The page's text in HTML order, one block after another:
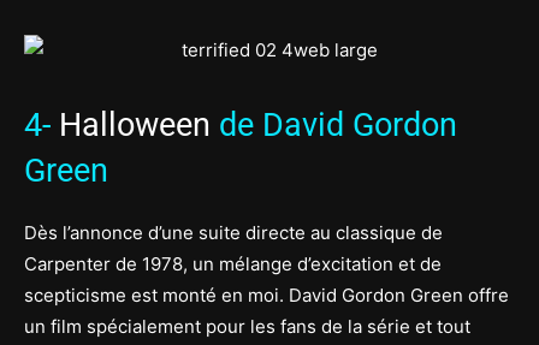
4- Halloween de David Gordon
Green
Dès l’annonce d’une suite directe au classique de
Carpenter de 1978, un mélange d’excitation et de
scepticisme est monté en moi. David Gordon Green offre
un film spécialement pour les fans de la série et tout